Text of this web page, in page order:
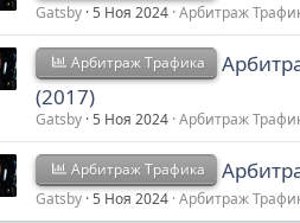
Gatsby 5 Ноя 2024 Арбитраж
Арбитраж Трафика
(2017)
Gatsby 5 Ноя 2024 Арбитраж
Арбитраж Трафика
Gatsby 5 Ноя 2024 Арбитраж